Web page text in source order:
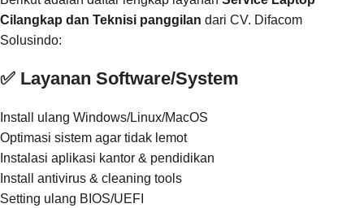
Cilangkap dan Teknisi panggilan dari CV. Difacom
Solusindo:
✅ Layanan Software/System
Install ulang Windows/Linux/MacOS
Optimasi sistem agar tidak lemot
Instalasi aplikasi kantor & pendidikan
Install antivirus & cleaning tools
Setting ulang BIOS/UEFI